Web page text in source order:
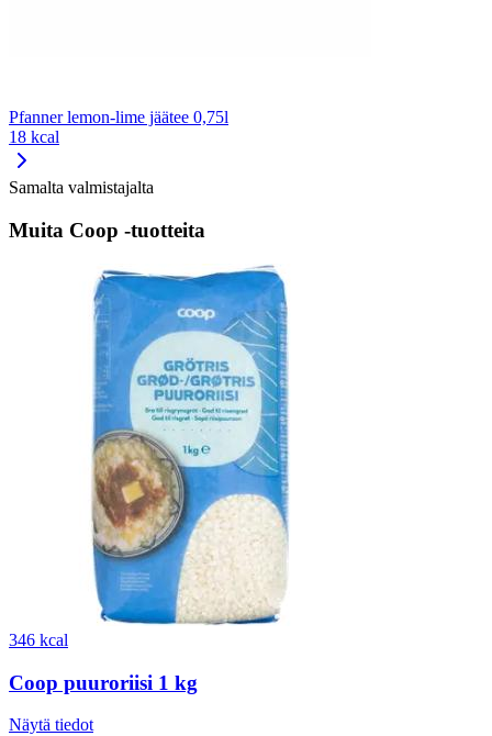
Pfanner lemon-lime jäätee 0,75l
18 kcal
Samalta valmistajalta
Muita Coop -tuotteita
346 kcal
Coop puuroriisi 1 kg
Näytä tiedot